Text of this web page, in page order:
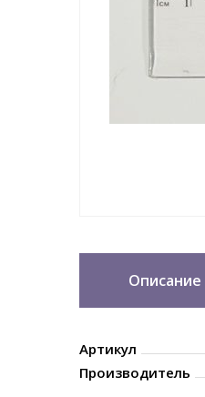
Описание
Артикул
Производитель